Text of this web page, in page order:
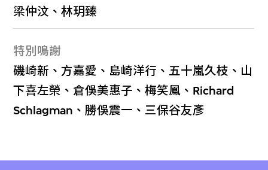
梁仲汶、林玥臻
特別鳴謝
磯崎新、方嘉愛、島崎洋行、五十嵐久枝、山
下喜左榮、倉俁美惠子、梅笑鳳、Richard
Schlagman、勝俁震一、三保谷友彥